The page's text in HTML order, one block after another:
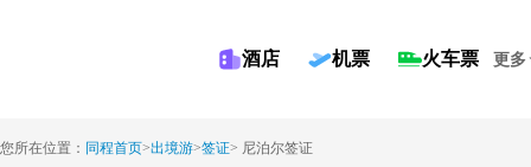
酒店 机票 火车票 更多
您所在位置： 同程首页>出境游>签证> 尼泊尔签证